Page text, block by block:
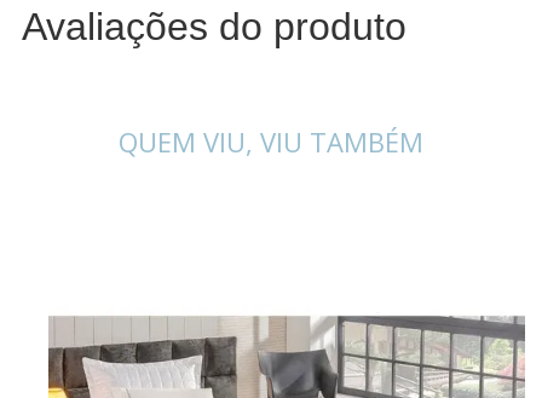
Avaliações do produto
QUEM VIU, VIU TAMBÉM